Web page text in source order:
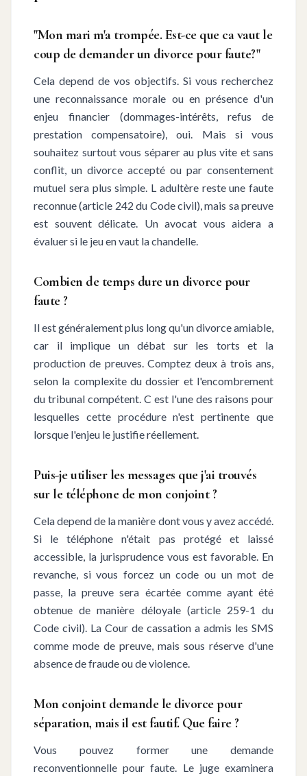
"Mon mari m'a trompée. Est-ce que ca vaut le
coup de demander un divorce pour faute?"
Cela depend de vos objectifs. Si vous recherchez
une reconnaissance morale ou en présence d'un
enjeu financier (dommages-intérêts, refus de
prestation compensatoire), oui. Mais si vous
souhaitez surtout vous séparer au plus vite et sans
conflit, un divorce accepté ou par consentement
mutuel sera plus simple. L adultère reste une faute
reconnue (article 242 du Code civil), mais sa preuve
est souvent délicate. Un avocat vous aidera a
évaluer si le jeu en vaut la chandelle.
Combien de temps dure un divorce pour
faute ?
Il est généralement plus long qu'un divorce amiable,
car il implique un débat sur les torts et la
production de preuves. Comptez deux à trois ans,
selon la complexite du dossier et l'encombrement
du tribunal compétent. C est l'une des raisons pour
lesquelles cette procédure n'est pertinente que
lorsque l'enjeu le justifie réellement.
Puis-je utiliser les messages que j'ai trouvés
sur le téléphone de mon conjoint ?
Cela depend de la manière dont vous y avez accédé.
Si le téléphone n'était pas protégé et laissé
accessible, la jurisprudence vous est favorable. En
revanche, si vous forcez un code ou un mot de
passe, la preuve sera écartée comme ayant été
obtenue de manière déloyale (article 259-1 du
Code civil). La Cour de cassation a admis les SMS
comme mode de preuve, mais sous réserve d'une
absence de fraude ou de violence.
Mon conjoint demande le divorce pour
séparation, mais il est fautif. Que faire ?
Vous pouvez former une demande
reconventionnelle pour faute. Le juge examinera